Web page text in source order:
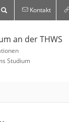
Kontakt
an der THWS
Studium